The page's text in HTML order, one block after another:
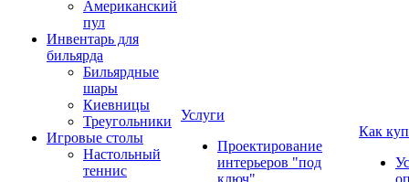
Американский
пул
Инвентарь для
бильярда
Бильярдные
шары
Киевницы
Треугольники
Игровые столы
Настольный
теннис
Услуги
Проектирование
интерьеров "под
ключ"
Как